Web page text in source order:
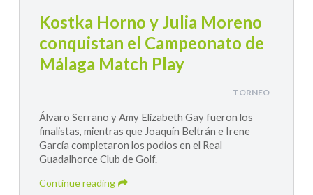
Kostka Horno y Julia Moreno
conquistan el Campeonato de
Málaga Match Play
TORNEO
Álvaro Serrano y Amy Elizabeth Gay fueron los
finalistas, mientras que Joaquín Beltrán e Irene
García completaron los podios en el Real
Guadalhorce Club de Golf.
Continue reading